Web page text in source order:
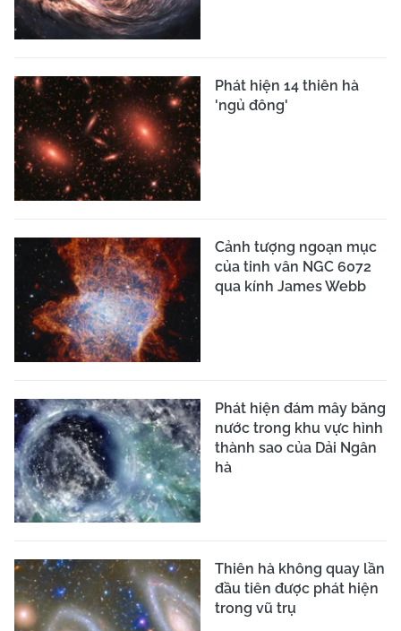
Phát hiện 14 thiên hà
'ngủ đông'
Cảnh tượng ngoạn mục
của tinh vân NGC 6072
qua kính James Webb
Phát hiện đám mây băng
nước trong khu vực hình
thành sao của Dải Ngân
hà
Thiên hà không quay lần
đầu tiên được phát hiện
trong vũ trụ